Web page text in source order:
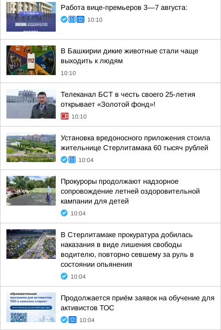
Работа вице-премьеров 3—7 августа:
10:10
В Башкирии дикие животные стали чаще
выходить к людям
10:10
Телеканал БСТ в честь своего 25-летия
открывает «Золотой фонд»!
10:10
Установка вредоносного приложения стоила
жительнице Стерлитамака 60 тысяч рублей
10:04
Прокуроры продолжают надзорное
сопровождение летней оздоровительной
кампании для детей
10:04
В Стерлитамаке прокуратура добилась
наказания в виде лишения свободы
водителю, повторно севшему за руль в
состоянии опьянения
10:04
Продолжается приём заявок на обучение для
активистов ТОС
10:04